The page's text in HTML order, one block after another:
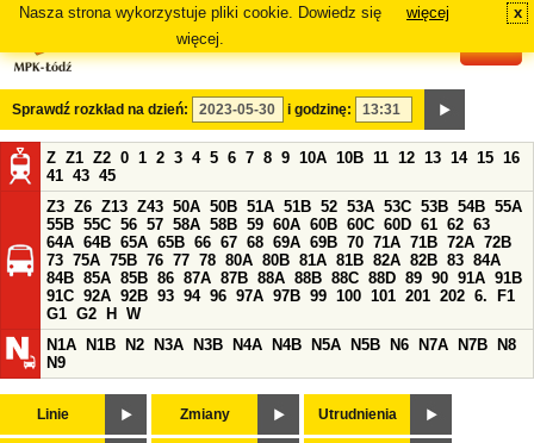
Nasza strona wykorzystuje pliki cookie. Dowiedz się
więcej.
więcej x
Sprawdź rozkład na dzień: i godzinę:
Z Z1 Z2 0 1 2 3 4 5 6 7 8 9 10A 10B 11 12 13 14 15 16
41 43 45
Z3 Z6 Z13 Z43 50A 50B 51A 51B 52 53A 53C 53B 54B 55A
55B 55C 56 57 58A 58B 59 60A 60B 60C 60D 61 62 63
64A 64B 65A 65B 66 67 68 69A 69B 70 71A 71B 72A 72B
73 75A 75B 76 77 78 80A 80B 81A 81B 82A 82B 83 84A
84B 85A 85B 86 87A 87B 88A 88B 88C 88D 89 90 91A 91B
91C 92A 92B 93 94 96 97A 97B 99 100 101 201 202 6.
F1
G1 G2 H
W
N1A
N1B N2 N3A N3B N4A N4B N5A N5B N6 N7A N7B
N8
N9
Linie Zmiany Utrudnienia